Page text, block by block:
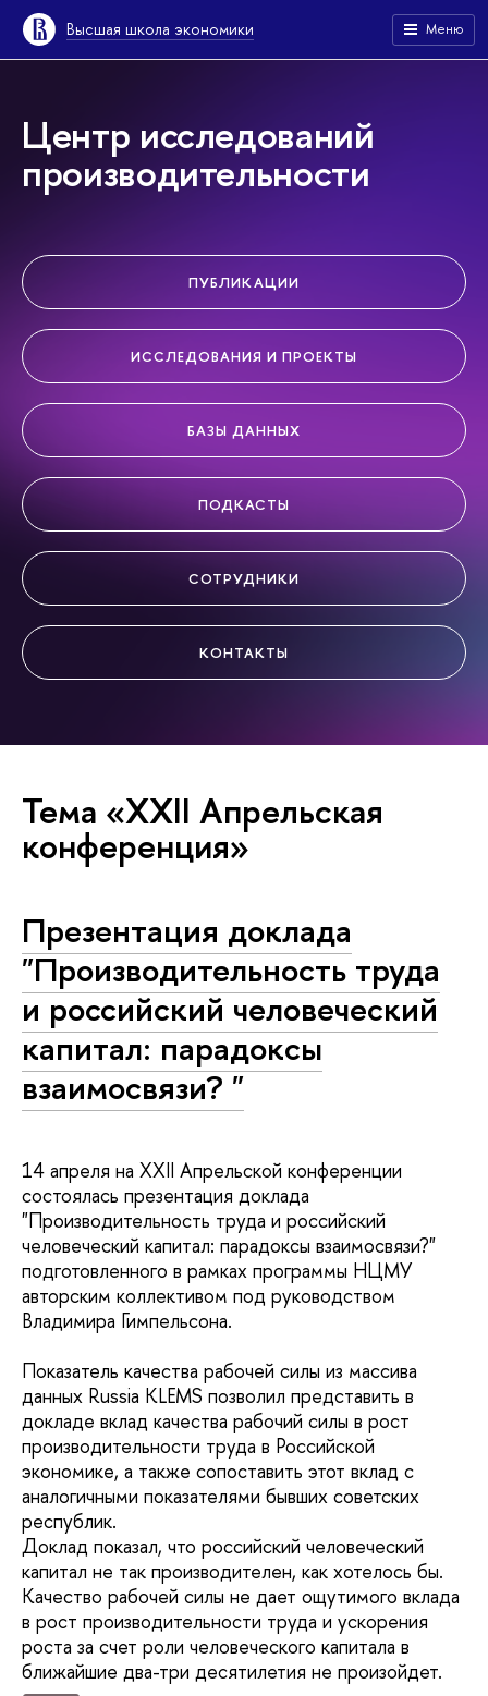
Высшая школа экономики Меню
Центр исследований
производительности
ПУБЛИКАЦИИ
ИССЛЕДОВАНИЯ И ПРОЕКТЫ
БАЗЫ ДАННЫХ
ПОДКАСТЫ
СОТРУДНИКИ
КОНТАКТЫ
Тема «XXII Апрельская
конференция»
Презентация доклада
"Про­из­во­ди­тель­ность труда
и российский че­ло­ве­че­ский
капитал: парадоксы
взаимосвязи? "
14 апреля на XXII Апрельской конференции
состоялась презентация доклада
"Производительность труда и российский
человеческий капитал: парадоксы взаимосвязи?"
подготовленного в рамках программы НЦМУ
авторским коллективом под руководством
Владимира Гимпельсона.
Показатель качества рабочей силы из массива
данных Russia KLEMS позволил представить в
докладе вклад качества рабочий силы в рост
производительности труда в Российской
экономике, а также сопоставить этот вклад с
аналогичными показателями бывших советских
республик.
Доклад показал, что российский человеческий
капитал не так производителен, как хотелось бы.
Качество рабочей силы не дает ощутимого вклада
в рост производительности труда и ускорения
роста за счет роли человеческого капитала в
ближайшие два-три десятилетия не произойдет.